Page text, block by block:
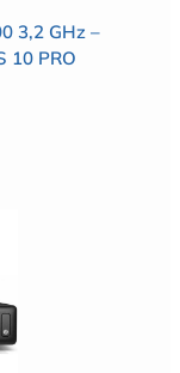
3,2 GHz –
10 PRO